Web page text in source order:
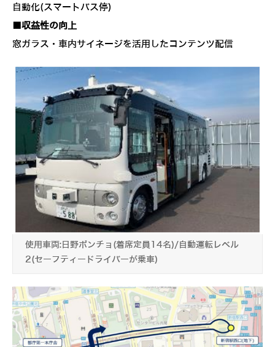
自動化(スマートバス停)
■収益性の向上
窓ガラス・車内サイネージを活用したコンテンツ配信
使用車両:日野ポンチョ(着席定員14名)/自動運転レベル
2(セーフティードライバーが乗車)